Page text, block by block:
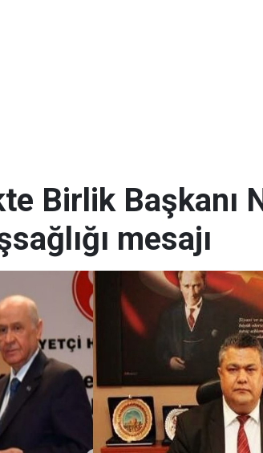
Birlik Başkanı
mesajı